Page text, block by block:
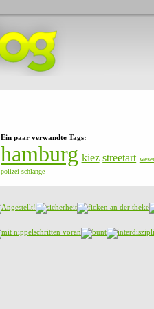
Ein paar verwandte Tags:
hamburg kiez streetart
polizei schlange